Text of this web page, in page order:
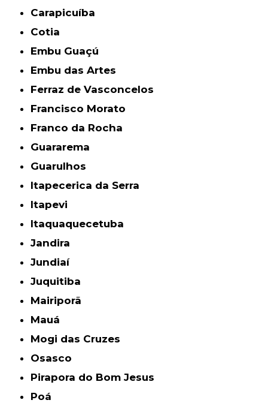
Carapicuíba
Cotia
Embu Guaçú
Embu das Artes
Ferraz de Vasconcelos
Francisco Morato
Franco da Rocha
Guararema
Guarulhos
Itapecerica da Serra
Itapevi
Itaquaquecetuba
Jandira
Jundiaí
Juquitiba
Mairiporã
Mauá
Mogi das Cruzes
Osasco
Pirapora do Bom Jesus
Poá